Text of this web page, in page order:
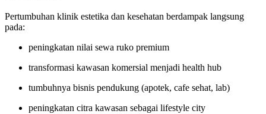
Pertumbuhan klinik estetika dan kesehatan berdampak langsung
pada:
peningkatan nilai sewa ruko premium
transformasi kawasan komersial menjadi health hub
tumbuhnya bisnis pendukung (apotek, cafe sehat, lab)
peningkatan citra kawasan sebagai lifestyle city